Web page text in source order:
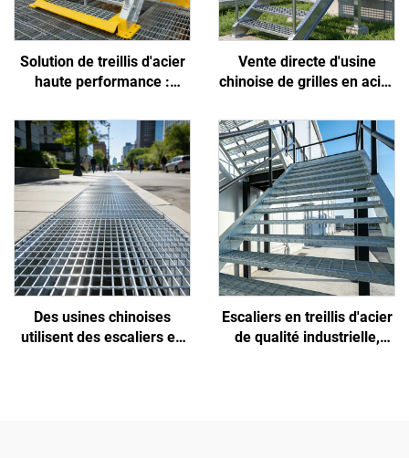
Solution de treillis d'acier
haute performance :
empêche les glissades des
travailleurs et réduit
l'encrassement
Vente directe d'usine
chinoise de grilles en acier
résistance, faciles à
installer et
personnalisables,
destinées aux projets
d'énergie nouvelle
photovoltaïque/
éolienne/de stockage
d'énergie
Des usines chinoises
utilisent des escaliers en
Escaliers en treillis d'acier
de qualité industrielle,